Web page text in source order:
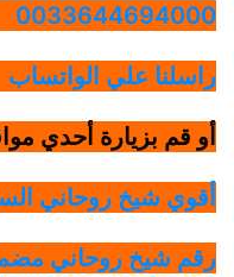
0033644694000
راسلنا علي الواتساب
أو قم بزيارة أحدي
أقوي شيخ روحاني
رقم شيخ روحاني